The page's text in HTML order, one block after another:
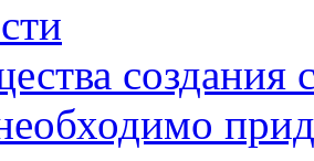
создания